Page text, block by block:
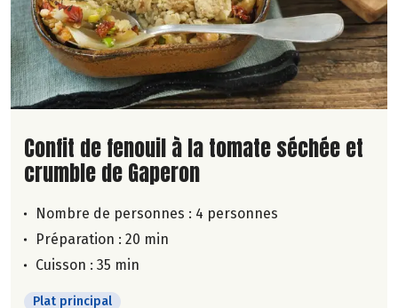
Lire la suite de la recette
Confit de fenouil à la tomate séchée et
crumble de Gaperon
Nombre de personnes : 4 personnes
Préparation : 20 min
Cuisson : 35 min
Plat principal